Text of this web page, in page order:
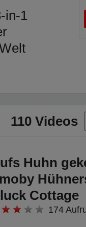
in-1
und
die
sanft
110 Videos
Huhn
Cottage
174